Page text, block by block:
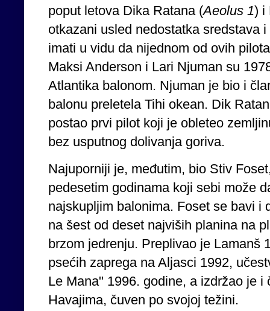
poput letova Dika Ratana (Aeolus 1) i
otkazani usled nedostatka sredstava
imati u vidu da nijednom od ovih
Maksi Anderson i Lari Njuman su
Atlantika balonom. Njuman je bio i
balonu preletela Tihi okean. Dik
postao prvi pilot koji je obleteo
bez usputnog dolivanja goriva.
Najuporniji je, međutim, bio Stiv
pedesetim godinama koji sebi može
najskupljim balonima. Foset se bavi i
na šest od deset najviših planina na
brzom jedrenju. Preplivao je Lamanš
psećih zaprega na Aljasci 1992,
Le Mana" 1996. godine, a izdržao je
Havajima, čuven po svojoj težini.